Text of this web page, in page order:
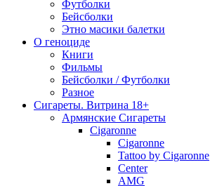
Футболки
Бейсболки
Этно масики балетки
О геноциде
Книги
Фильмы
Бейсболки / Футболки
Разное
Сигареты. Витрина 18+
Армянские Сигареты
Cigaronne
Cigaronne
Tattoo by Cigaronne
Center
AMG